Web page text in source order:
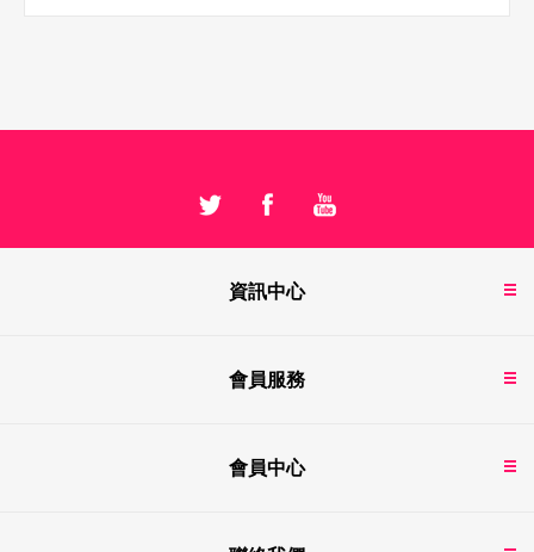
資訊中心
會員服務
會員中心